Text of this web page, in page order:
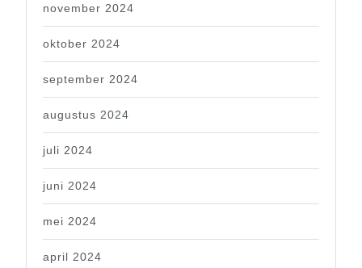
november 2024
oktober 2024
september 2024
augustus 2024
juli 2024
juni 2024
mei 2024
april 2024